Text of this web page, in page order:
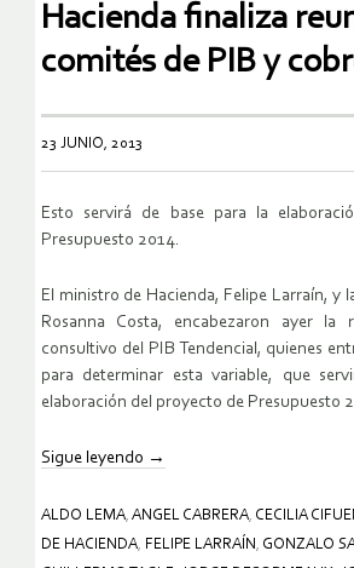
Hacienda finaliza
comités de PIB y
23 JUNIO, 2013
Esto servirá de base para la
Presupuesto 2014.
El ministro de Hacienda, Felipe Larraín, y
Rosanna Costa, encabezaron ayer la
consultivo del PIB Tendencial, quienes
para determinar esta variable, que
elaboración del proyecto de Presupuesto
Sigue leyendo →
ALDO LEMA, ANGEL CABRERA, CECILIA
DE HACIENDA, FELIPE LARRAÍN , GONZALO